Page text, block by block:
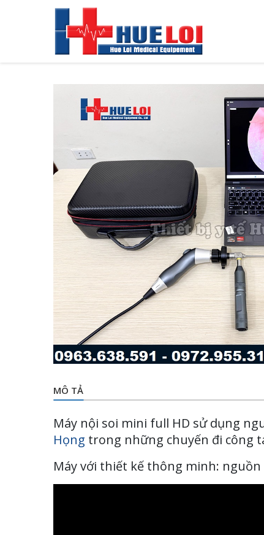
MÔ TẢ
Máy nội soi mini full HD sử dụng
Họng trong những chuyến đi công
Máy với thiết kế thông minh: